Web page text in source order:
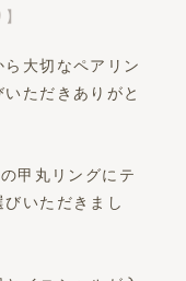
大切なペアリン
ただきありがと
甲丸リングにテ
いただきまし